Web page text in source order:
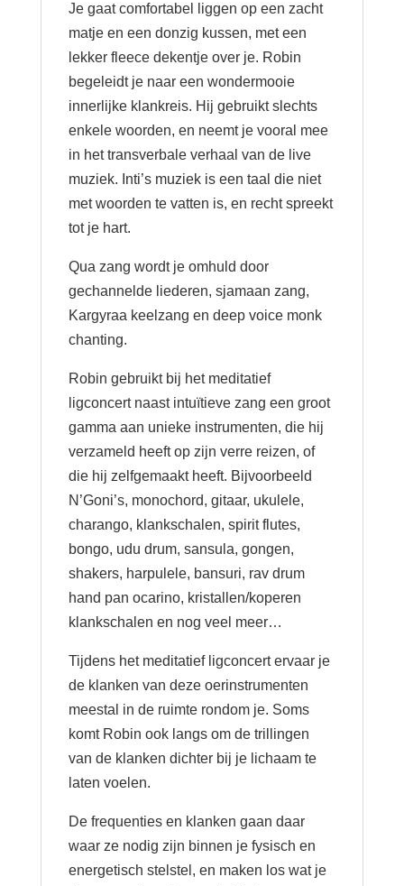
Je gaat comfortabel liggen op een zacht
matje en een donzig kussen, met een
lekker fleece dekentje over je. Robin
begeleidt je naar een wondermooie
innerlijke klankreis. Hij gebruikt slechts
enkele woorden, en neemt je vooral mee
in het transverbale verhaal van de live
muziek. Inti’s muziek is een taal die niet
met woorden te vatten is, en recht spreekt
tot je hart.
Qua zang wordt je omhuld door
gechannelde liederen, sjamaan zang,
Kargyraa keelzang en deep voice monk
chanting.
Robin gebruikt bij het meditatief
ligconcert naast intuïtieve zang een groot
gamma aan unieke instrumenten, die hij
verzameld heeft op zijn verre reizen, of
die hij zelfgemaakt heeft. Bijvoorbeeld
N’Goni’s, monochord, gitaar, ukulele,
charango, klankschalen, spirit flutes,
bongo, udu drum, sansula, gongen,
shakers, harpulele, bansuri, rav drum
hand pan ocarino, kristallen/koperen
klankschalen en nog veel meer…
Tijdens het meditatief ligconcert ervaar je
de klanken van deze oerinstrumenten
meestal in de ruimte rondom je. Soms
komt Robin ook langs om de trillingen
van de klanken dichter bij je lichaam te
laten voelen.
De frequenties en klanken gaan daar
waar ze nodig zijn binnen je fysisch en
energetisch stelstel, en maken los wat je